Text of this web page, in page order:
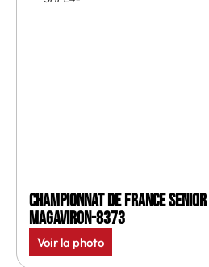
Championnat de France
MagAviron-8373
Voir la photo